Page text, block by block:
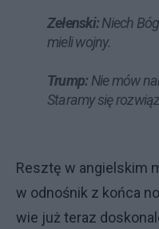
Zełenski:Niech
mieli wojny.
Trump: Nie mów
Staramy się
Resztę w angielskim
w odnośnik z końca
wie już teraz